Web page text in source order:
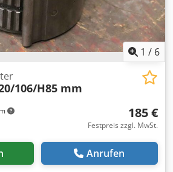
1 / 6
106/H85 mm
185 €
Festpreis zzgl. MwSt.
Anrufen